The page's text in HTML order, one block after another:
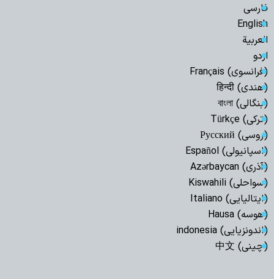
فارسی
English
العربیة
اردو
(فرانسوی) Français
(هندی) हिन्दी
(بنگالی) বাংলা
(ترکی) Türkçe
(روسی) Русский
(اسپانیولی) Español
(آذری) Azərbaycan
(سواحلی) Kiswahili
(ایتالیایی) Italiano
(هوسه) Hausa
(اندونزیایی) indonesia
(چینی) 中文